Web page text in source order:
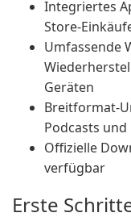
Integriertes
Store-
Umfassende
Geräten
Breitformat-
Podcasts
Offizielle
verfügbar
Erste